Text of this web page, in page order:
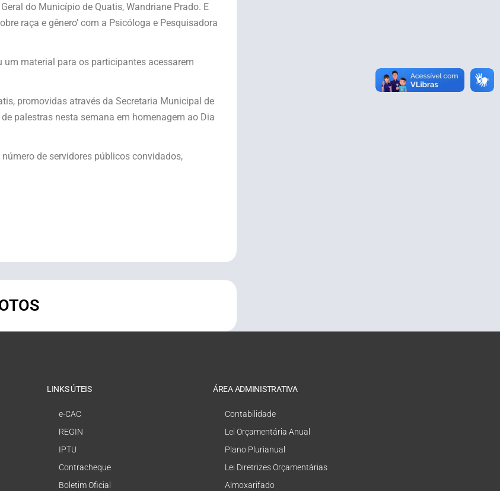
do Município de Quatis, Wandriane Prado. E
raça e gênero’ com a Psicóloga e Pesquisadora
um material para os participantes acessarem
promovidas através da Secretaria Municipal de
palestras nesta semana em homenagem ao Dia
de servidores públicos convidados,
LINKS ÚTEIS
e-CAC
REGIN
IPTU
Contracheque
Boletim Oficial
ÁREA ADMINISTRATIVA
Contabilidade
Lei Orçamentária Anual
Plano Plurianual
Lei Diretrizes Orçamentárias
Almoxarifado